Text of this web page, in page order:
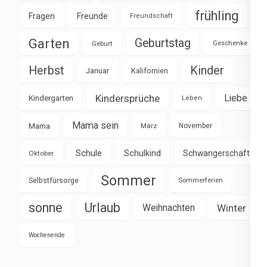
Fragen Freunde Freundschaft frühling
Garten Geburt Geburtstag Geschenke
Herbst Januar Kalifornien Kinder
Kindergarten Kindersprüche Leben Liebe
Mama Mama sein März November
Oktober Schule Schulkind Schwangerschaft
Selbstfürsorge Sommer Sommerferien
sonne Urlaub Weihnachten Winter
Wochenende